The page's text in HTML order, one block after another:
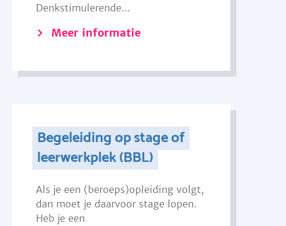
Denkstimulerende...
Meer informatie
Begeleiding op stage of
leerwerkplek (BBL)
Als je een (beroeps)opleiding volgt,
dan moet je daarvoor stage lopen.
Heb je een